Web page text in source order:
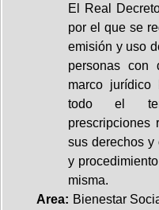
El Real
por el que se
emisión y uso
personas con
marco
todo el
prescripciones
sus derechos y
y
misma.
Area: Bienestar